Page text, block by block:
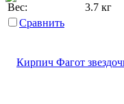
Вес:
3.7 кг
Сравнить